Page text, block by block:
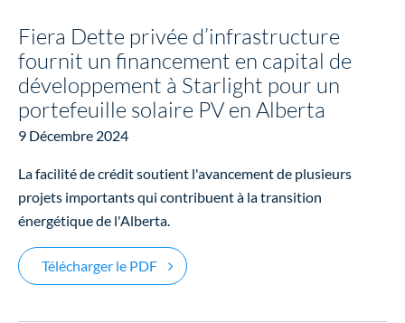
Fiera Dette privée d’infrastructure
fournit un financement en capital de
développement à Starlight pour un
portefeuille solaire PV en Alberta
9 Décembre 2024
La facilité de crédit soutient l'avancement de plusieurs
projets importants qui contribuent à la transition
énergétique de l'Alberta.
Télécharger le PDFFiera Dette privée d’infrastructure